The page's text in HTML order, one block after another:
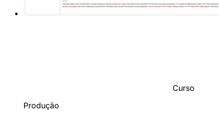
Curso
Produção